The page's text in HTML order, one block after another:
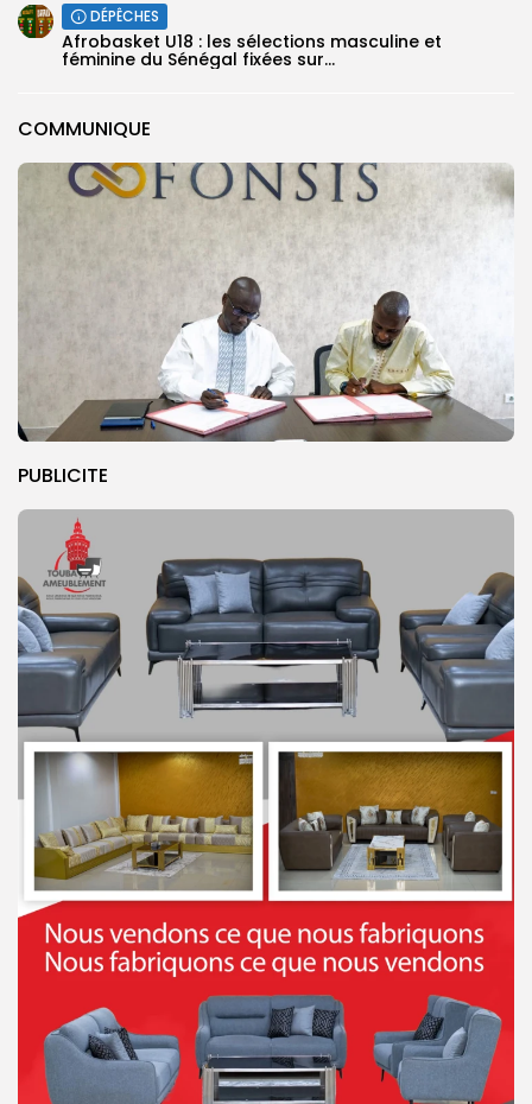
COMMUNIQUE
PUBLICITE
DÉPÊCHES
‎Afrobasket U18 : les sélections masculine et
féminine du Sénégal fixées sur...